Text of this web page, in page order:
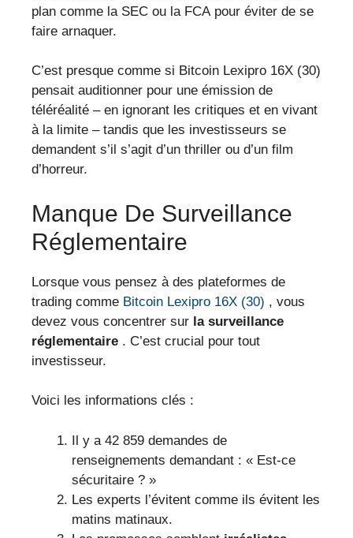
plan comme la SEC ou la FCA pour éviter de se
faire arnaquer.
C’est presque comme si Bitcoin Lexipro 16X (30)
pensait auditionner pour une émission de
téléréalité – en ignorant les critiques et en vivant
à la limite – tandis que les investisseurs se
demandent s’il s’agit d’un thriller ou d’un film
d’horreur.
Manque De Surveillance
Réglementaire
Lorsque vous pensez à des plateformes de
trading comme Bitcoin Lexipro 16X (30) , vous
devez vous concentrer sur la surveillance
réglementaire . C’est crucial pour tout
investisseur.
Voici les informations clés :
Il y a 42 859 demandes de
renseignements demandant : « Est-ce
sécuritaire ? »
Les experts l’évitent comme ils évitent les
matins matinaux.